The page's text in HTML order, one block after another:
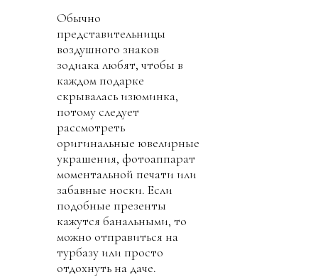
Обычно
представительницы
воздушного знаков
зодиака любят, чтобы в
каждом подарке
скрывалась изюминка,
потому следует
рассмотреть
оригинальные ювелирные
украшения, фотоаппарат
моментальной печати или
забавные носки. Если
подобные презенты
кажутся банальными, то
можно отправиться на
турбазу или просто
отдохнуть на даче.